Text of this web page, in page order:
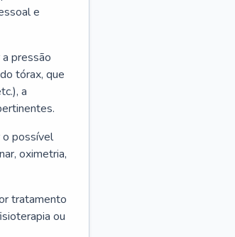
e
pressão
tórax, que
a
o possível
oximetria,
tratamento
ou